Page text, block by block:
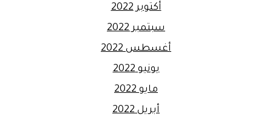
أكتوبر 2022
سبتمبر 2022
أغسطس 2022
يونيو 2022
مايو 2022
أبريل 2022